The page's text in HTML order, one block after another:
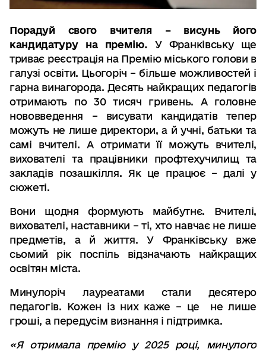
Порадуй свого вчителя – висунь його
кандидатуру на премію. У Франківську ще
триває реєстрація на Премію міського голови в
галузі освіти. Цьогоріч – більше можливостей і
гарна винагорода. Десять найкращих педагогів
отримають по 30 тисяч гривень. А головне
нововведення – висувати кандидатів тепер
можуть не лише директори, а й учні, батьки та
самі вчителі. А отримати її можуть вчителі,
вихователі та працівники профтехучилищ та
закладів позашкілля. Як це працює – далі у
сюжеті.
Вони щодня формують майбутнє. Вчителі,
вихователі, наставники – ті, хто навчає не лише
предметів, а й життя. У Франківську вже
сьомий рік поспіль відзначають найкращих
освітян міста.
Минулоріч лауреатами стали десятеро
педагогів. Кожен із них каже – це не лише
гроші, а передусім визнання і підтримка.
«Я отримала премію у 2025 році, минулого